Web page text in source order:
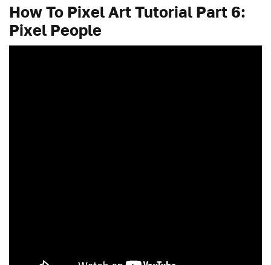
How To Pixel Art Tutorial Part 6:
Pixel People